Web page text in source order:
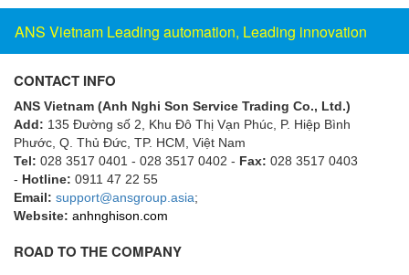
FLENDER
Flexaust
Flexim
FLIR
FLOMAG
flotron
Flow Force/ Super Green Power-Tech
ANS Vietnam Leading automation, Leading innovation
CONTACT INFO
ANS Vietnam (Anh Nghi Son Service Trading Co., Ltd.)
Add: 135 Đường số 2, Khu Đô Thị Vạn Phúc, P. Hiệp Bình
Phước, Q. Thủ Đức, TP. HCM , Việt Nam
Tel: 028 3517 0401 - 028 3517 0402 - Fax: 028 3517 0403
- Hotline: 0911 47 22 55
Email: support@ansgroup.asia;
Website: anhnghison.com
ROAD TO THE COMPANY